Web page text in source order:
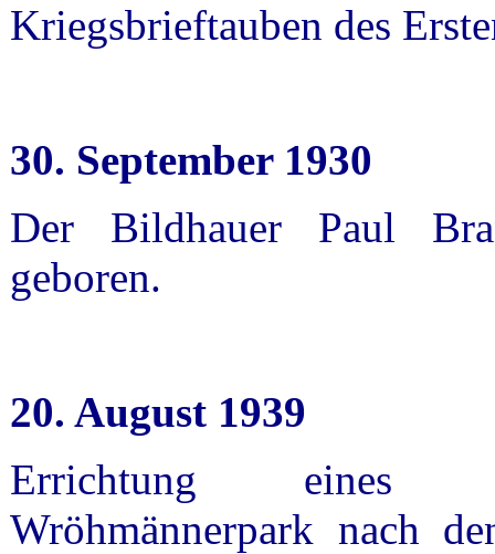
Kriegsbrieftauben des
30. September 1930
Der Bildhauer Paul
geboren.
20. August 1939
Errichtung eines
Wröhmännerpark nach